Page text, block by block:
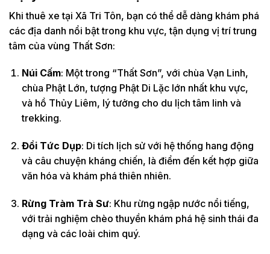
Khi thuê xe tại Xã Tri Tôn, bạn có thể dễ dàng khám phá
các địa danh nổi bật trong khu vực, tận dụng vị trí trung
tâm của vùng Thất Sơn:
Núi Cấm: Một trong “Thất Sơn”, với chùa Vạn Linh,
chùa Phật Lớn, tượng Phật Di Lặc lớn nhất khu vực,
và hồ Thủy Liêm, lý tưởng cho du lịch tâm linh và
trekking.
Đồi Tức Dụp: Di tích lịch sử với hệ thống hang động
và câu chuyện kháng chiến, là điểm đến kết hợp giữa
văn hóa và khám phá thiên nhiên.
Rừng Tràm Trà Sư: Khu rừng ngập nước nổi tiếng,
với trải nghiệm chèo thuyền khám phá hệ sinh thái đa
dạng và các loài chim quý.